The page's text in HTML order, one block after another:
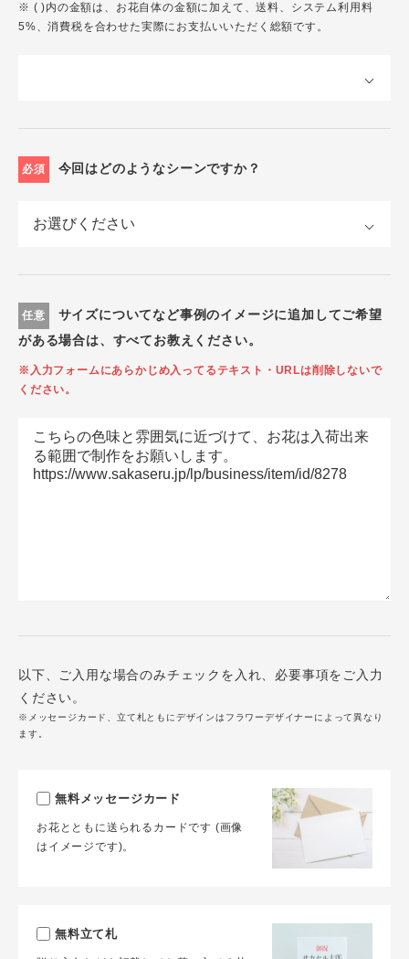
※ ( )内の金額は、お花自体の金額に加えて、送料、システム利用料
5%、消費税を合わせた実際にお支払いいただく総額です。
必須 今回はどのようなシーンですか？
任意
サイズについてなど事例のイメージに追加してご希望
がある場合は、すべてお教えください。
※入力フォームにあらかじめ入ってるテキスト・URLは削除しないで
ください。
以下、ご入用な場合のみチェックを入れ、必要事項をご入力
ください。
※メッセージカード、立て札ともにデザインはフラワーデザイナーによって異なり
ます。
無料メッセージカード
お花とともに送られるカードです (画像
はイメージです)。
無料立て札